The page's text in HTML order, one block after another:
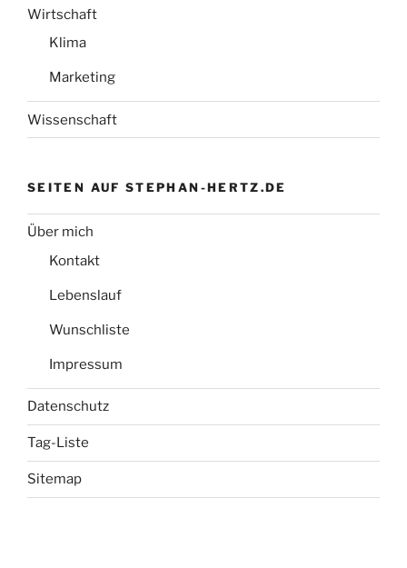
Wirtschaft
Klima
Marketing
Wissenschaft
SEITEN AUF STEPHAN-HERTZ.DE
Über mich
Kontakt
Lebenslauf
Wunschliste
Impressum
Datenschutz
Tag-Liste
Sitemap